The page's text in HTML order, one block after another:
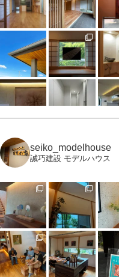
もっと見る
Instagramをフォロー
seiko_modelhouse
誠巧建設 モデルハウス